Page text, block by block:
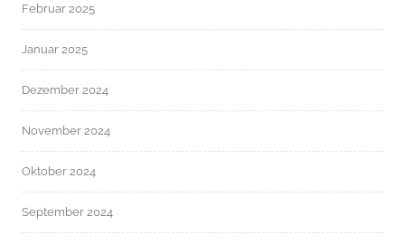
Februar 2025
Januar 2025
Dezember 2024
November 2024
Oktober 2024
September 2024